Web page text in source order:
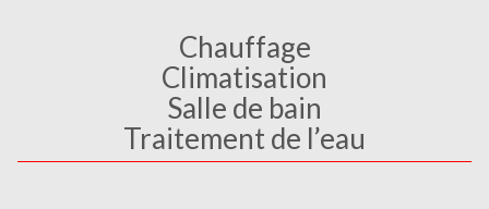
Chauffage
Climatisation
Salle de bain
Traitement de l’eau